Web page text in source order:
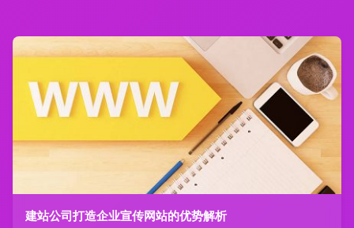
建站公司打造企业宣传网站的优势解析